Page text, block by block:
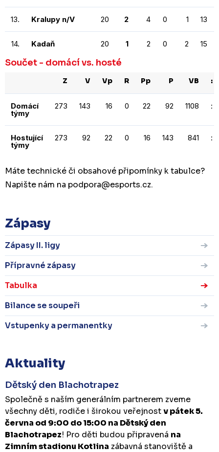
13. Kralupy n/V 20 2 4 0 1 13
14. Kadaň 20 1 2 0 2 15
Součet - domácí vs. hosté
Z V Vp R Pp P VB :
Domácí
týmy
273 143 16 0 22 92 1108 :
Hostující
týmy
273 92 22 0 16 143 841 :
Máte technické či obsahové připomínky k tabulce?
Napište nám na podpora@esports.cz.
Zápasy
Zápasy II. ligy
Přípravné zápasy
Tabulka
Bilance se soupeři
Vstupenky a permanentky
Aktuality
Dětský den Blachotrapez
Společně s naším generálním partnerem zveme
všechny děti, rodiče i širokou veřejnostv pátek 5.
června od 9:00 do 15:00 na Dětský den
Blachotrapez! Pro děti budou připravená na
Zimním stadionu Kotlina zábavná stanoviště a